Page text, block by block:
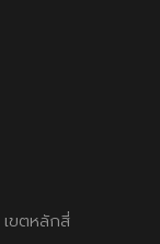
ขตหลักสี่